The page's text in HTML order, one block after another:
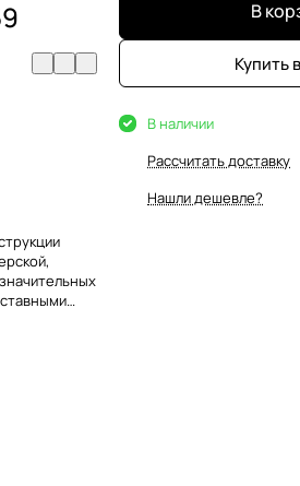
В
Купить
В наличии
Рассчитать доставку
Нашли дешевле?